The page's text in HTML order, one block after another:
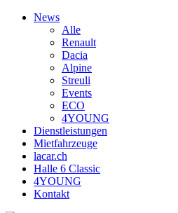
News
Alle
Renault
Dacia
Alpine
Streuli
Events
ECO
4YOUNG
Dienstleistungen
Mietfahrzeuge
lacar.ch
Halle 6 Classic
4YOUNG
Kontakt